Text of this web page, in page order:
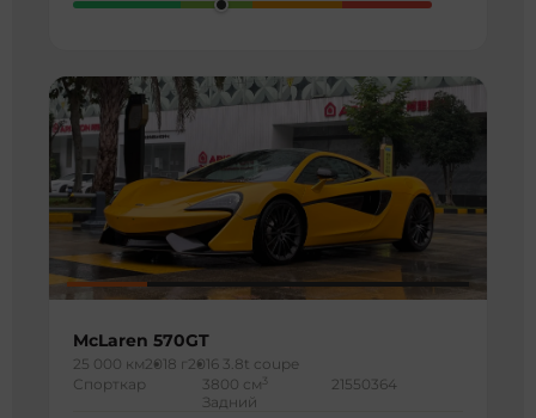
McLaren 570GT
25 000 км2018 г 2016 3.8t coupe
Спорткар
3800 см 3
Задний
21550364